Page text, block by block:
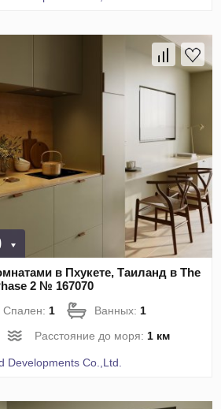
в Пхукете, Таиланд в The
2 № 167070
Спален:1 Ванных:1
Расстояние до моря:1 км
Developments Co.,Ltd.